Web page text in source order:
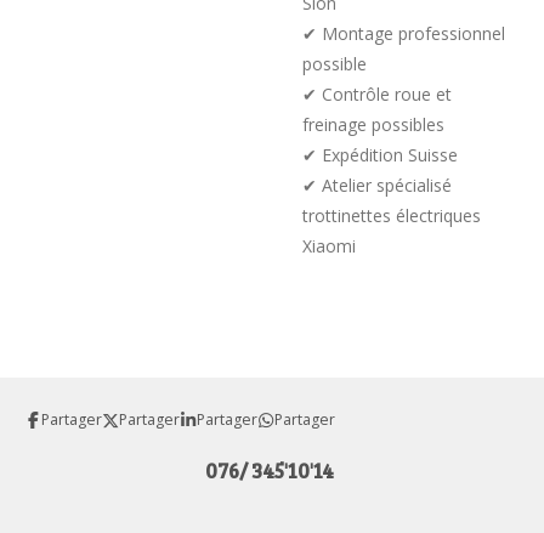
✔ Montage professionnel
possible
✔ Contrôle roue et
freinage possibles
✔ Expédition Suisse
✔ Atelier spécialisé
trottinettes électriques
Xiaomi
Partager Partager Partager Partager
076/ 345'10'14